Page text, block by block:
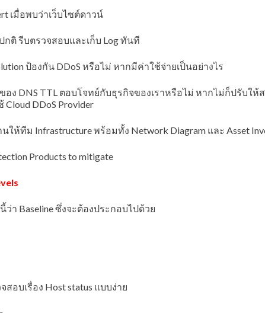
เมื่อพบว่าเว็บไซต์ดาวน์
กติ รีบตรวจสอบและเก็บ Log ทันที
ป้องกัน DDoS หรือไม่ หากมีค่าใช้จ่ายเป็นอย่างไร
อง DNS TTL ตอบโจทย์กับธุรกิจของเราหรือไม่ หากไม่ก็ปรับใ
DDoS Provider
ให้ทีม Infrastructure พร้อมทั้ง Network Diagram และ Asset
Products to mitigate
ว่า Baseline ซึ่งจะต้องประกอบไปด้วย
สอบเรื่อง Host status แบบง่าย